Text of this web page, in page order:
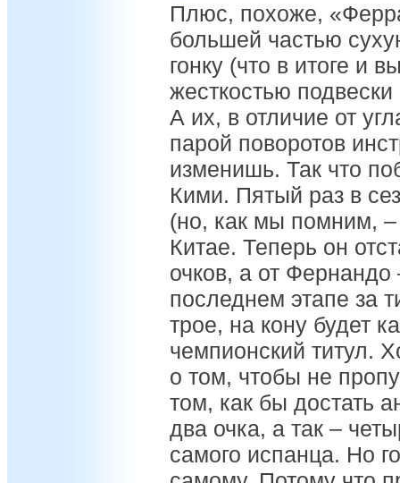
Плюс, похоже,
большей частью
гонку (что в итоге и
жесткостью
А их, в отличие от
парой поворотов
изменишь. Так что
Кими. Пятый раз в
(но, как мы помним,
Китае. Теперь он
очков, а от Фернандо
последнем этапе за
трое, на кону будет
чемпионский титул.
о том, чтобы не
том, как бы достать
два очка, а так –
самого испанца. Но